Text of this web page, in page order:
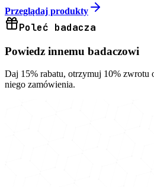
Przeglądaj produkty
Poleć badacza
Powiedz innemu badaczowi
Daj 15% rabatu, otrzymuj 10% zwrotu
niego zamówienia.